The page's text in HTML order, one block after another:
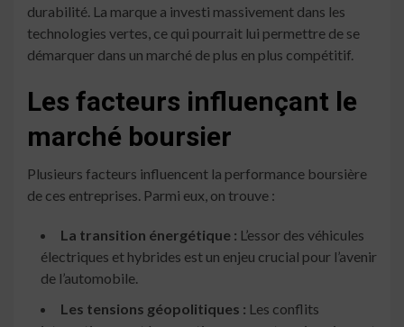
durabilité. La marque a investi massivement dans les
technologies vertes, ce qui pourrait lui permettre de se
démarquer dans un marché de plus en plus compétitif.
Les facteurs influençant le
marché boursier
Plusieurs facteurs influencent la performance boursière
de ces entreprises. Parmi eux, on trouve :
La transition énergétique : L’essor des véhicules
électriques et hybrides est un enjeu crucial pour l’avenir
de l’automobile.
Les tensions géopolitiques : Les conflits